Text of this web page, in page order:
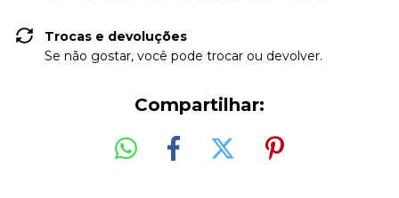
Trocas e devoluções
Se não gostar, você pode trocar ou devolver.
Compartilhar: